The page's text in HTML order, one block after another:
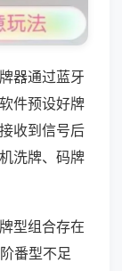
器通过蓝牙
件预设好牌
收到信号后
洗牌、码牌
型组合存在
番型不足